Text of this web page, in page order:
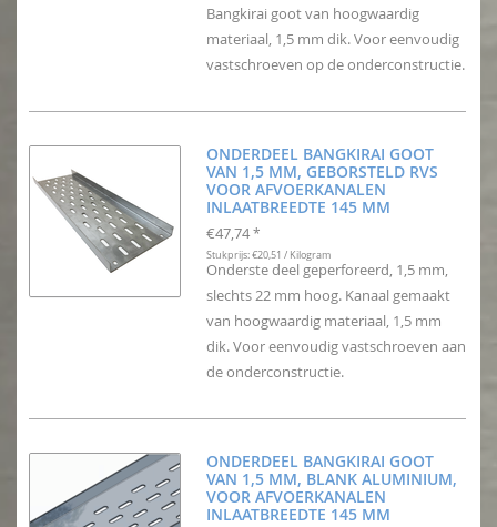
Bangkirai goot van hoogwaardig
materiaal, 1,5 mm dik. Voor eenvoudig
vastschroeven op de onderconstructie.
ONDERDEEL BANGKIRAI GOOT
VAN 1,5 MM, GEBORSTELD RVS
VOOR AFVOERKANALEN
INLAATBREEDTE 145 MM
€47,74 *
Stukprijs: €20,51 / Kilogram
Onderste deel geperforeerd, 1,5 mm,
slechts 22 mm hoog. Kanaal gemaakt
van hoogwaardig materiaal, 1,5 mm
dik. Voor eenvoudig vastschroeven aan
de onderconstructie.
ONDERDEEL BANGKIRAI GOOT
VAN 1,5 MM, BLANK ALUMINIUM,
VOOR AFVOERKANALEN
INLAATBREEDTE 145 MM